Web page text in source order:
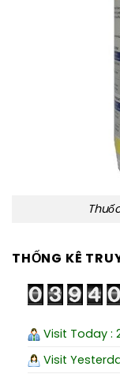
THỐNG KÊ
Visit Today :
Visit